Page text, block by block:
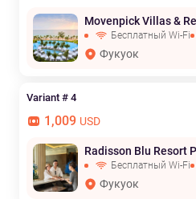
Movenpick Villas &
Бесплатный Wi-Fi
Фукуок
Variant # 4
1,009 USD
Radisson Blu Resort
Бесплатный Wi-Fi
Фукуок